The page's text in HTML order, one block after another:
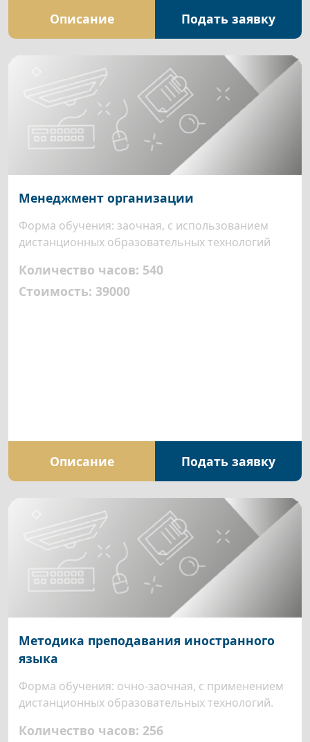
Описание Подать заявку
Менеджмент организации
Форма обучения: заочная, с использованием
дистанционных образовательных технологий
Количество часов: 540
Стоимость: 39000
Описание Подать заявку
Методика преподавания иностранного
языка
Форма обучения: очно-заочная, с применением
дистанционных образовательных технологий.
Количество часов: 256